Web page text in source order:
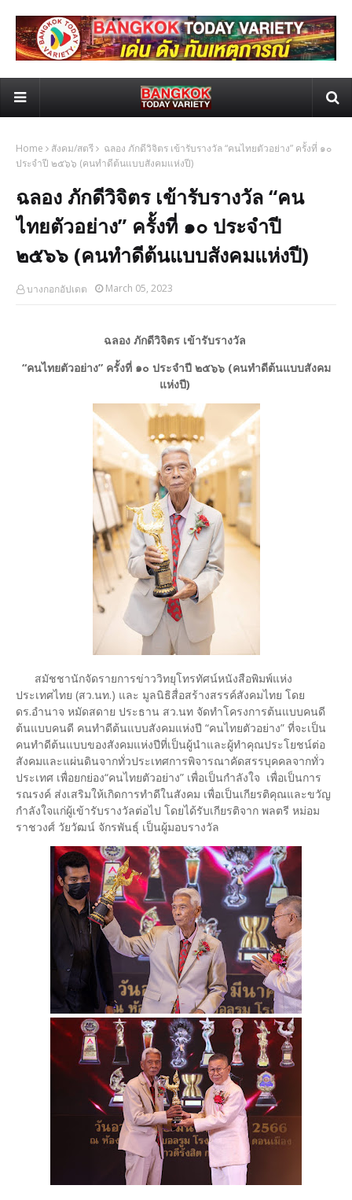
Home สังคม/สตรี
ฉลอง ภักดีวิจิตร เข้ารับรางวัล “คนไทยตัวอย่าง” ครั้งที่ ๑๐
ประจำปี ๒๕๖๖ (คนทำดีต้นแบบสังคมแห่งปี)
ฉลอง ภักดีวิจิตร เข้ารับรางวัล “คน
ไทยตัวอย่าง” ครั้งที่ ๑๐ ประจำปี
๒๕๖๖ (คนทำดีต้นแบบสังคมแห่งปี)
บางกอกอัปเดต March 05, 2023
ฉลอง ภักดีวิจิตร เข้ารับรางวัล
“คนไทยตัวอย่าง” ครั้งที่ ๑๐ ประจำปี ๒๕๖๖ (คนทำดีต้นแบบสังคม
แห่งปี)
สมัชชานักจัดรายการข่าววิทยุโทรทัศน์หนังสือพิมพ์แห่ง
ประเทศไทย (สว.นท.) และ มูลนิธิสื่อสร้างสรรค์สังคมไทย โดย
ดร.อำนาจ หมัดสดาย ประธาน สว.นท จัดทำโครงการต้นแบบคนดี
ต้นแบบคนดี คนทำดีต้นแบบสังคมแห่งปี “คนไทยตัวอย่าง” ที่จะเป็น
คนทำดีต้นแบบของสังคมแห่งปีที่เป็นผู้นำและผู้ทำคุณประโยชน์ต่อ
สังคมและแผ่นดินจากทั่วประเทศการพิจารณาคัดสรรบุคคลจากทั่ว
ประเทศ เพื่อยกย่อง“คนไทยตัวอย่าง” เพื่อเป็นกำลังใจ เพื่อเป็นการ
รณรงค์ ส่งเสริมให้เกิดการทำดีในสังคม เพื่อเป็นเกียรติคุณและขวัญ
กำลังใจแก่ผู้เข้ารับรางวัลต่อไป โดยได้รับเกียรติจาก พลตรี หม่อม
ราชวงศ์ วัยวัฒน์ จักรพันธุ์ เป็นผู้มอบรางวัล